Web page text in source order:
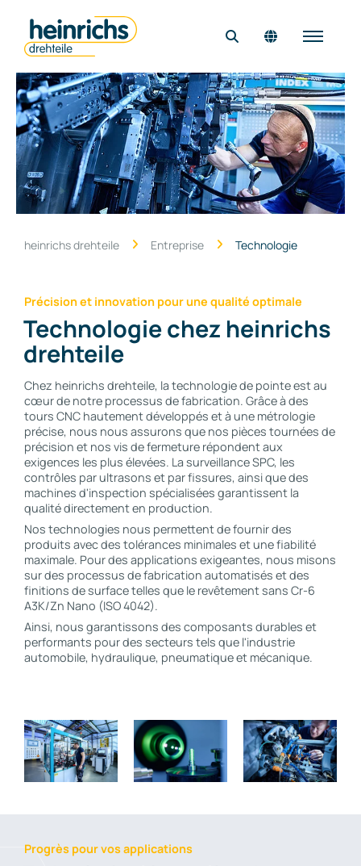
Page d'accueil
Entreprise
Produits & solutions
Qualité
Carrière
heinrichs drehteile Entreprise Technologie
Précision et innovation pour une qualité optimale
Technologie chez heinrichs
drehteile
Chez heinrichs drehteile, la technologie de pointe est au
cœur de notre processus de fabrication. Grâce à des
tours CNC hautement développés et à une métrologie
précise, nous nous assurons que nos pièces tournées de
précision et nos vis de fermeture répondent aux
exigences les plus élevées. La surveillance SPC, les
contrôles par ultrasons et par fissures, ainsi que des
machines d'inspection spécialisées garantissent la
qualité directement en production.
Nos technologies nous permettent de fournir des
produits avec des tolérances minimales et une fiabilité
maximale. Pour des applications exigeantes, nous misons
sur des processus de fabrication automatisés et des
finitions de surface telles que le revêtement sans Cr-6
A3K/Zn Nano (ISO 4042).
Ainsi, nous garantissons des composants durables et
performants pour des secteurs tels que l'industrie
automobile, hydraulique, pneumatique et mécanique.
Progrès pour vos applications